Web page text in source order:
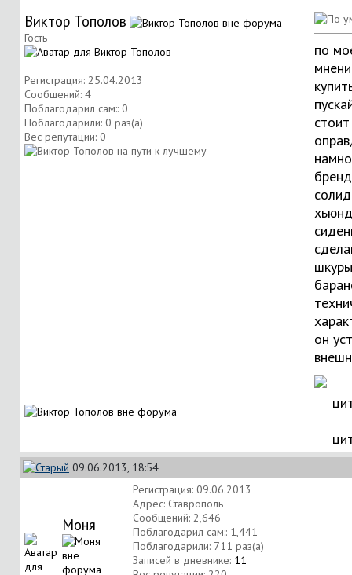
Виктор Тополов
Гость
Регистрация: 25.04.2013
Сообщений: 4
Поблагодарил сам:: 0
Поблагодарили: 0 раз(а)
Вес репутации: 0
по
бренд
он
09.06.2013, 18:54
Моня
Регистрация: 09.06.2013
Адрес: Ставрополь
Сообщений: 2,646
Поблагодарил сам:: 1,441
Поблагодарили: 711 раз(а)
Записей в дневнике: 11